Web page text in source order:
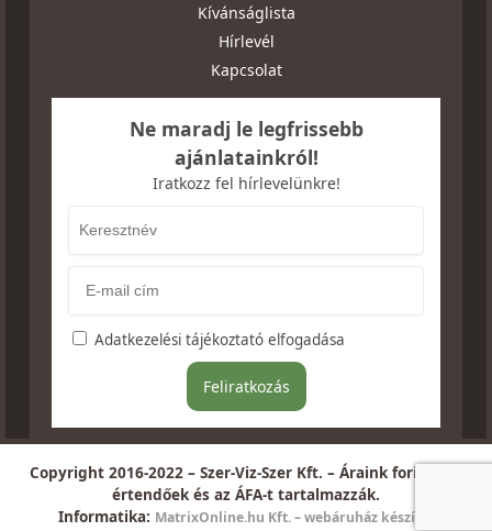
Kívánságlista
Hírlevél
Kapcsolat
Ne maradj le legfrissebb
ajánlatainkról!
Iratkozz fel hírlevelünkre!
Adatkezelési tájékoztató elfogadása
Copyright 2016-2022 – Szer-Viz-Szer Kft. – Áraink forintban
értendőek és az ÁFA-t tartalmazzák.
Informatika: MatrixOnline.hu Kft. – webáruház készítés